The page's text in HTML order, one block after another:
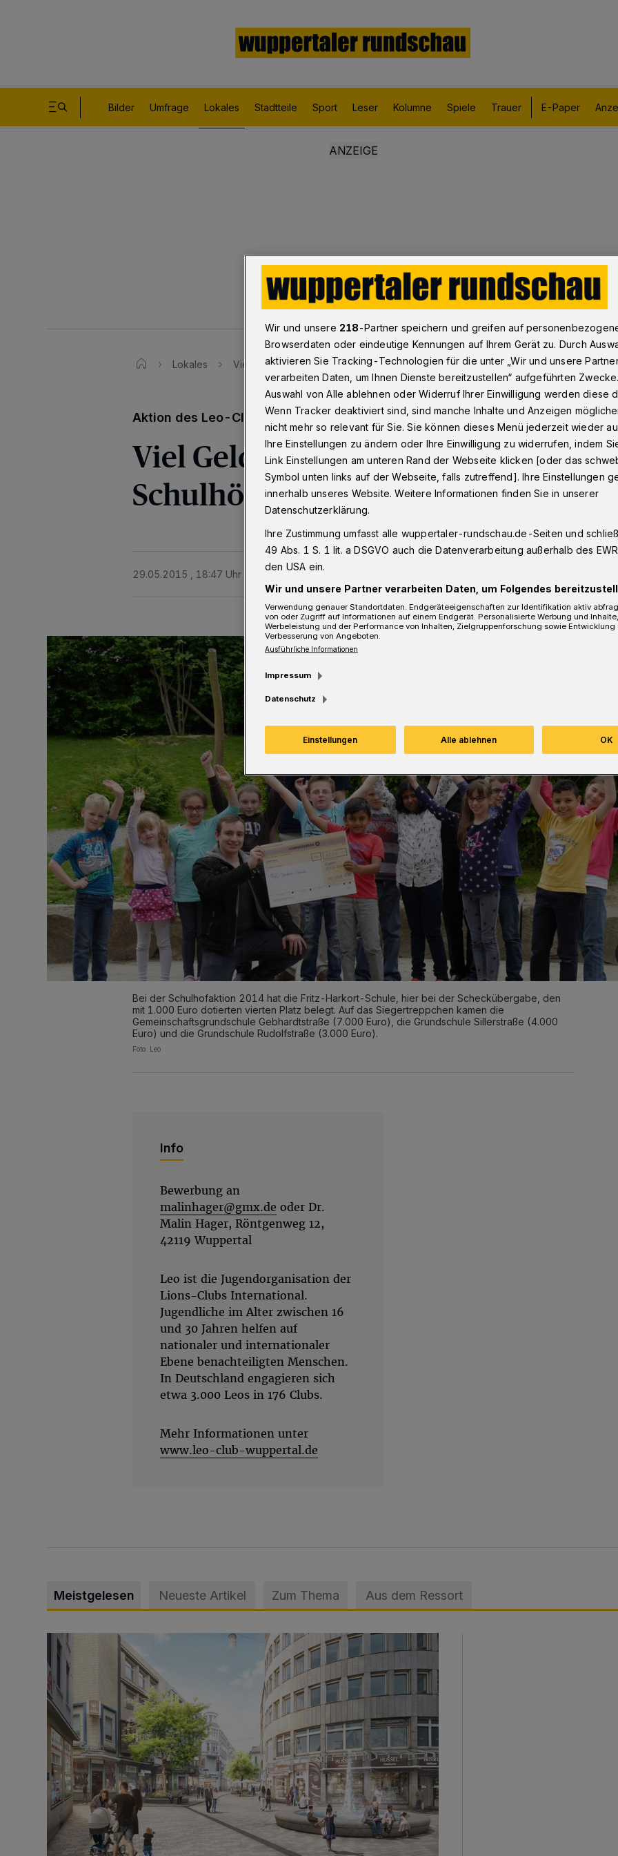
Bilder Umfrage Lokales Stadtteile Sport Leser Kolumne Spiele Trauer E-Paper
Lokales Viel Geld für schönere Schulhöfe
Aktion des Leo-Clubs Wuppertal
Viel Geld für schönere
Schulhöfe
29.05.2015 , 18:47 Uhr Eine Minute Lesezeit
Bei der Schulhofaktion 2014 hat die Fritz-Harkort-Schule, hier bei der Scheckübergabe, den
mit 1.000 Euro dotierten vierten Platz belegt. Auf das Siegertreppchen kamen die
Gemeinschaftsgrundschule Gebhardtstraße (7.000 Euro), die Grundschule Sillerstraße (4.000
Euro) und die Grundschule Rudolfstraße (3.000 Euro).
Foto: Leo
Info
Bewerbung an
malinhager@gmx.de oder Dr.
Malin Hager, Röntgenweg 12,
42119 Wuppertal
Leo ist die Jugendorganisation der
Lions-Clubs International.
Jugendliche im Alter zwischen 16
und 30 Jahren helfen auf
nationaler und internationaler
Ebene benachteiligten Menschen.
In Deutschland engagieren sich
etwa 3.000 Leos in 176 Clubs.
Mehr Informationen unter
www.leo-club-wuppertal.de
Meistgelesen Neueste Artikel Zum Thema Aus dem Ressort
Ein neuer Brunnen für die Alte Freiheit
Wir und unsere 218-Partner speichern und greifen auf
Browserdaten oder eindeutige Kennungen auf Ihrem Gerät zu. Durch
aktivieren Sie Tracking-Technologien für die unter „Wir und unsere
verarbeiten Daten, um Ihnen Dienste bereitzustellen“ aufgeführten
Auswahl von Alle ablehnen oder Widerruf Ihrer Einwilligung werden diese
Wenn Tracker deaktiviert sind, sind manche Inhalte und Anzeigen
nicht mehr so relevant für Sie. Sie können dieses Menü jederzeit wieder
Ihre Einstellungen zu ändern oder Ihre Einwilligung zu widerrufen, indem
Link Einstellungen am unteren Rand der Webseite klicken [oder das
Symbol unten links auf der Webseite, falls zutreffend]. Ihre Einstellungen
innerhalb unseres Website. Weitere Informationen finden Sie in unserer
Datenschutzerklärung.
Ihre Zustimmung umfasst alle wuppertaler-rundschau.de-Seiten und
49 Abs. 1 S. 1 lit. a DSGVO auch die Datenverarbeitung außerhalb des
den USA ein.
Wir und unsere Partner verarbeiten Daten, um Folgendes
Verwendung genauer Standortdaten. Endgeräteeigenschaften zur Identifikation aktiv
von oder Zugriff auf Informationen auf einem Endgerät. Personalisierte Werbung und
Werbeleistung und der Performance von Inhalten, Zielgruppenforschung sowie Entwicklung
Verbesserung von Angeboten.
Ausführliche Informationen
Impressum
Datenschutz
Einstellungen Alle ablehnen OK